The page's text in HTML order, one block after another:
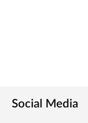
Social Media